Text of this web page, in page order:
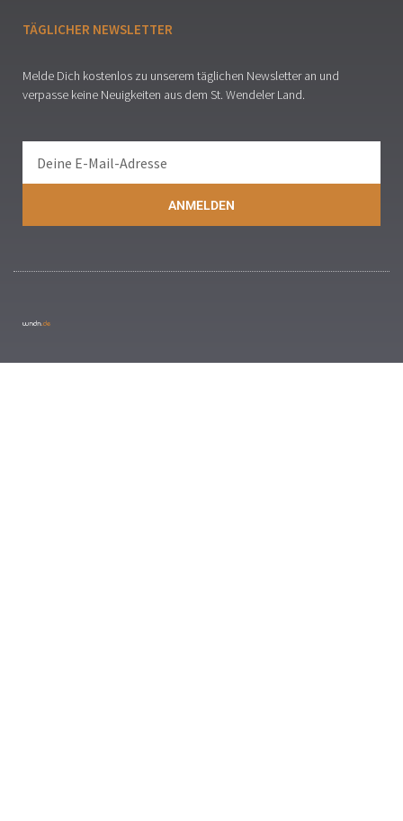
TÄGLICHER NEWSLETTER
Melde Dich kostenlos zu unserem täglichen Newsletter an und
verpasse keine Neuigkeiten aus dem St. Wendeler Land.
ANMELDEN